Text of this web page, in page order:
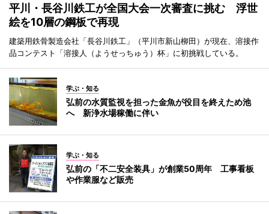
平川・長谷川鉄工が全国大会一次審査に挑む 浮世
絵を10層の鋼板で再現
建築用鉄骨製造会社「長谷川鉄工」（平川市新山柳田）が現在、溶接作
品コンテスト「溶接人（ようせっちゅう）杯」に初挑戦している。
学ぶ・知る
弘前の水質監視を担った金魚が役目を終えため池
へ 新浄水場稼働に伴い
学ぶ・知る
弘前の「不二安全装具」が創業50周年 工事看板
や作業服など販売